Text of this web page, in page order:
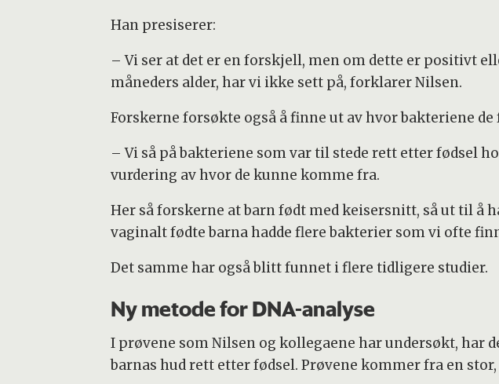
Han presiserer:
– Vi ser at det er en forskjell, men om dette er positivt
måneders alder, har vi ikke sett på, forklarer Nilsen.
Forskerne forsøkte også å finne ut av hvor bakteriene
– Vi så på bakteriene som var til stede rett etter fødsel
vurdering av hvor de kunne komme fra.
Her så forskerne at barn født med keisersnitt, så ut til å
vaginalt fødte barna hadde flere bakterier som vi ofte
Det samme har også blitt funnet i flere tidligere studier.
Ny metode for DNA-analyse
I prøvene som Nilsen og kollegaene har undersøkt,
barnas hud rett etter fødsel. Prøvene kommer fra en